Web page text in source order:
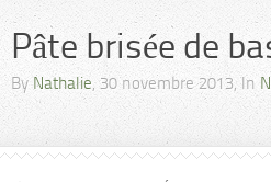
Pâte brisée de
By Nathalie, 30 novembre 2013, In